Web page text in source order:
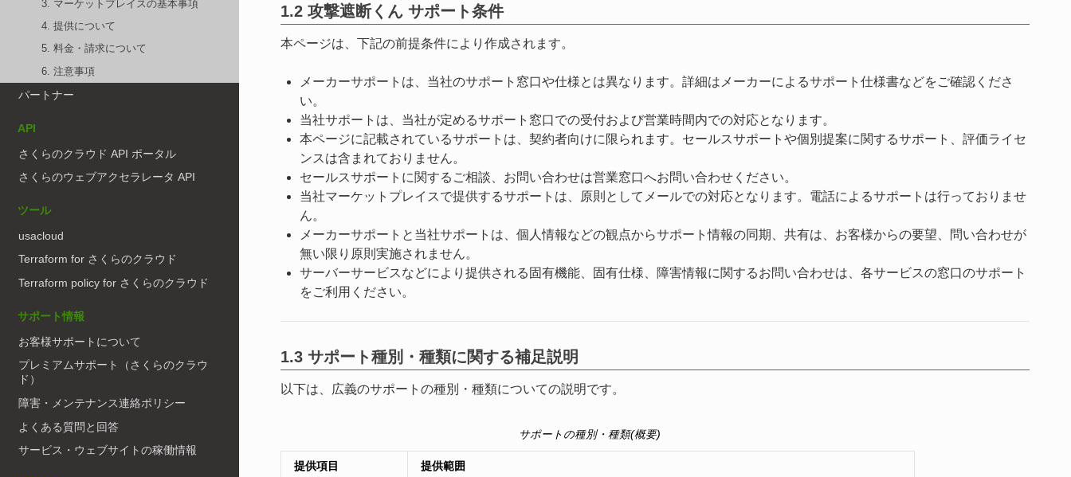
3. マーケットプレイスの基本事項
4. 提供について
5. 料金・請求について
6. 注意事項
パートナー
API
さくらのクラウド API ポータル
さくらのウェブアクセラレータ API
ツール
usacloud
Terraform for さくらのクラウド
Terraform policy for さくらのクラウド
サポート情報
お客様サポートについて
プレミアムサポート（さくらのクラウ
ド）
障害・メンテナンス連絡ポリシー
よくある質問と回答
サービス・ウェブサイトの稼働情報
1.2 攻撃遮断くん サポート条件
本ページは、下記の前提条件により作成されます。
メーカーサポートは、当社のサポート窓口や仕様とは異なります。詳細はメーカーによるサポート仕様書などをご確認くださ
い。
当社サポートは、当社が定めるサポート窓口での受付および営業時間内での対応となります。
本ページに記載されているサポートは、契約者向けに限られます。セールスサポートや個別提案に関するサポート、評価ライセ
ンスは含まれておりません。
セールスサポートに関するご相談、お問い合わせは営業窓口へお問い合わせください。
当社マーケットプレイスで提供するサポートは、原則としてメールでの対応となります。電話によるサポートは行っておりませ
ん。
メーカーサポートと当社サポートは、個人情報などの観点からサポート情報の同期、共有は、お客様からの要望、問い合わせが
無い限り原則実施されません。
サーバーサービスなどにより提供される固有機能、固有仕様、障害情報に関するお問い合わせは、各サービスの窓口のサポート
をご利用ください。
1.3 サポート種別・種類に関する補足説明
以下は、広義のサポートの種別・種類についての説明です。
サポートの種別・種類(概要)
提供項目 提供範囲